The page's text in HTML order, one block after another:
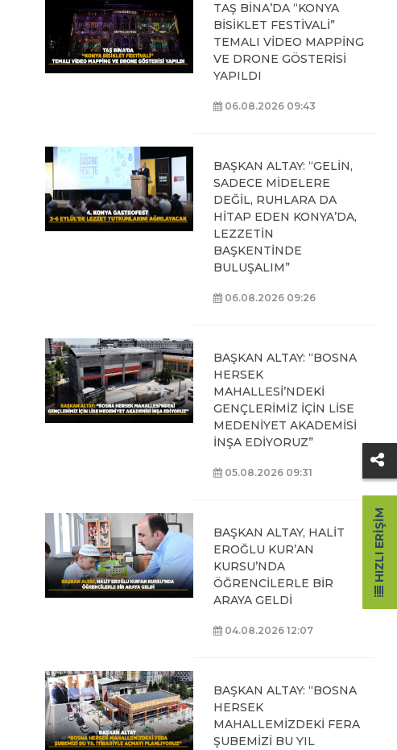
TAŞ BİNA’DA “KONYA
BİSİKLET FESTİVALİ”
TEMALI VİDEO MAPPİNG
VE DRONE GÖSTERİSİ
YAPILDI
06.08.2026 09:43
BAŞKAN ALTAY: “GELİN,
SADECE MİDELERE
DEĞİL, RUHLARA DA
HİTAP EDEN KONYA’DA,
LEZZETİN
BAŞKENTİNDE
BULUŞALIM”
06.08.2026 09:26
BAŞKAN ALTAY: “BOSNA
HERSEK
MAHALLESİ’NDEKİ
GENÇLERİMİZ İÇİN LİSE
MEDENİYET AKADEMİSİ
İNŞA EDİYORUZ”
05.08.2026 09:31
BAŞKAN ALTAY, HALİT
EROĞLU KUR’AN
KURSU’NDA
ÖĞRENCİLERLE BİR
ARAYA GELDİ
04.08.2026 12:07
BAŞKAN ALTAY: “BOSNA
HERSEK
MAHALLEMİZDEKİ FERA
ŞUBEMİZİ BU YIL
HIZLI ERIŞIM